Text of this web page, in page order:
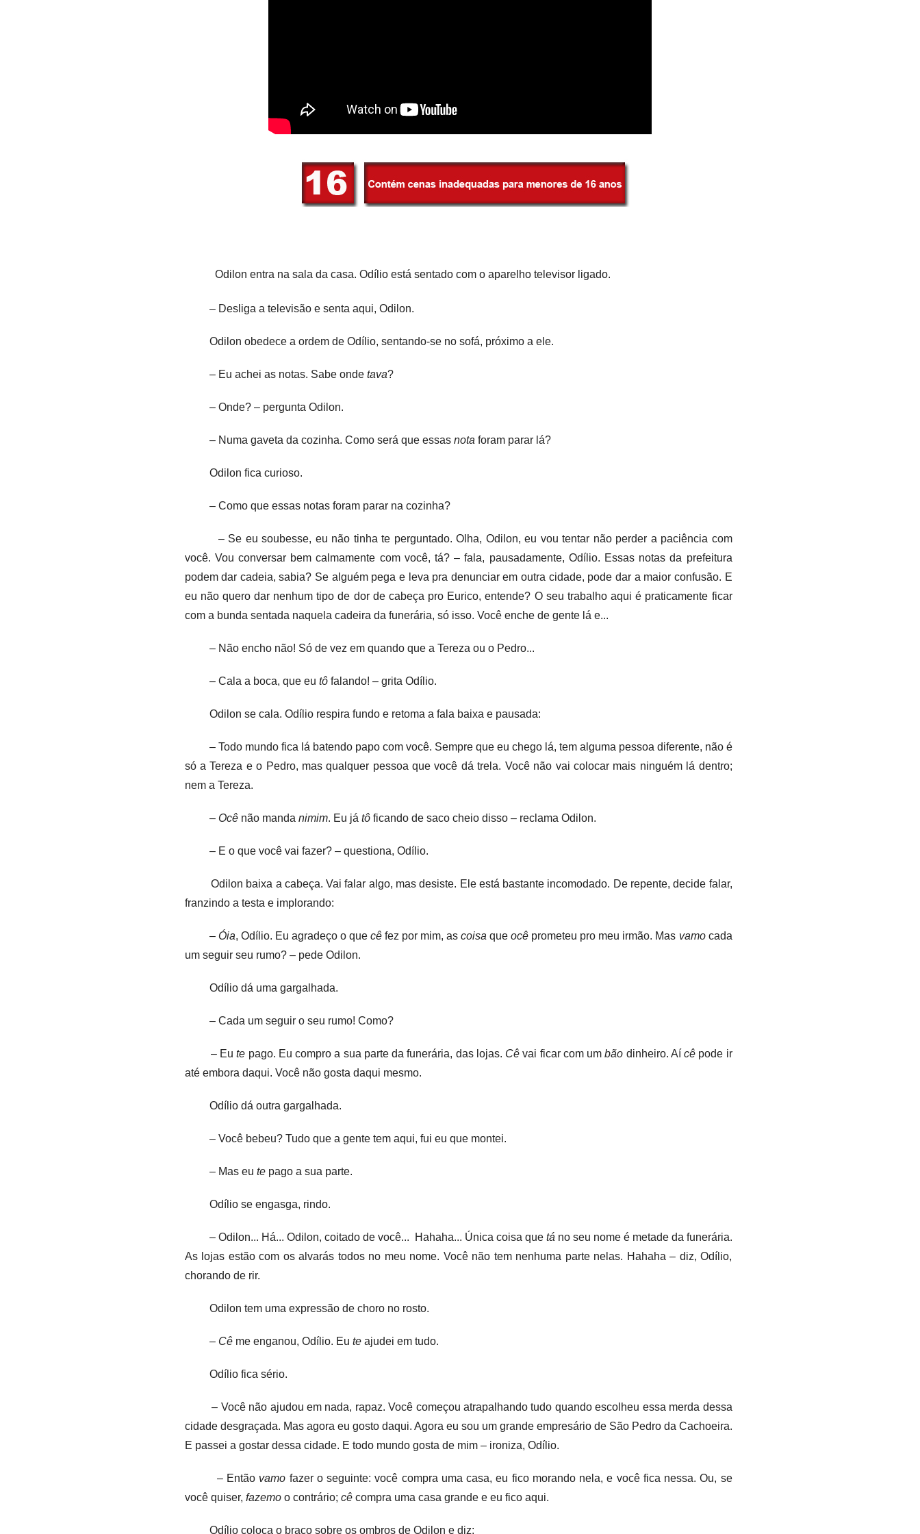
Odilon entra na sala da casa. Odílio está sentado com o aparelho televisor ligado.
– Desliga a televisão e senta aqui, Odilon.
Odilon obedece a ordem de Odílio, sentando-se no sofá, próximo a ele.
– Eu achei as notas. Sabe onde tava?
– Onde? – pergunta Odilon.
– Numa gaveta da cozinha. Como será que essas nota foram parar lá?
Odilon fica curioso.
– Como que essas notas foram parar na cozinha?
– Se eu soubesse, eu não tinha te perguntado. Olha, Odilon, eu vou tentar não perder a paciência com
você. Vou conversar bem calmamente com você, tá? – fala, pausadamente, Odílio. Essas notas da prefeitura
podem dar cadeia, sabia? Se alguém pega e leva pra denunciar em outra cidade, pode dar a maior confusão. E
eu não quero dar nenhum tipo de dor de cabeça pro Eurico, entende? O seu trabalho aqui é praticamente ficar
com a bunda sentada naquela cadeira da funerária, só isso. Você enche de gente lá e...
– Não encho não! Só de vez em quando que a Tereza ou o Pedro...
– Cala a boca, que eu tôfalando! – grita Odílio.
Odilon se cala. Odílio respira fundo e retoma a fala baixa e pausada:
– Todo mundo fica lá batendo papo com você. Sempre que eu chego lá, tem alguma pessoa diferente, não é
só a Tereza e o Pedro, mas qualquer pessoa que você dá trela. Você não vai colocar mais ninguém lá dentro;
nem a Tereza.
– Ocênão manda nimim. Eu já tôficando de saco cheio disso – reclama Odilon.
– E o que você vai fazer? – questiona, Odílio.
Odilon baixa a cabeça. Vai falar algo, mas desiste. Ele está bastante incomodado. De repente, decide falar,
franzindo a testa e implorando:
– Óia, Odílio. Eu agradeço o quecêfez por mim, ascoisa queocê prometeu pro meu irmão. Mas vamocada
um seguir seu rumo? – pede Odilon.
Odílio dá uma gargalhada.
– Cada um seguir o seu rumo! Como?
– Eute pago. Eu compro a sua parte da funerária, das lojas. Cê vai ficar com umbão dinheiro. Aí cê pode ir
até embora daqui. Você não gosta daqui mesmo.
Odílio dá outra gargalhada.
– Você bebeu? Tudo que a gente tem aqui, fui eu que montei.
– Mas eu tepago a sua parte.
Odílio se engasga, rindo.
– Odilon... Há... Odilon, coitado de você... Hahaha... Única coisa que tá no seu nome é metade da funerária.
As lojas estão com os alvarás todos no meu nome. Você não tem nenhuma parte nelas. Hahaha – diz, Odílio,
chorando de rir.
Odilon tem uma expressão de choro no rosto.
– Cême enganou, Odílio. Eu teajudei em tudo.
Odílio fica sério.
– Você não ajudou em nada, rapaz. Você começou atrapalhando tudo quando escolheu essa merda dessa
cidade desgraçada. Mas agora eu gosto daqui. Agora eu sou um grande empresário de São Pedro da Cachoeira.
E passei a gostar dessa cidade. E todo mundo gosta de mim – ironiza, Odílio.
– Então vamo fazer o seguinte: você compra uma casa, eu fico morando nela, e você fica nessa. Ou, se
você quiser, fazemo o contrário; cêcompra uma casa grande e eu fico aqui.
Odílio coloca o braço sobre os ombros de Odilon e diz: